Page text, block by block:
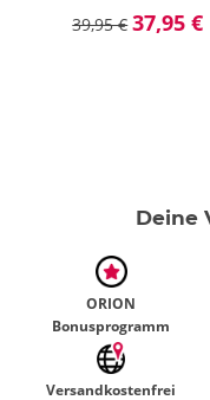
39,95 € 37,95 €
Deine
ORION
Bonusprogramm
Versandkostenfrei